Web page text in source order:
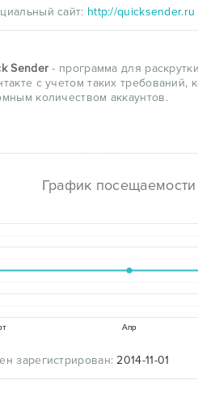
сайт: http://quicksender.ru
Sender - программа для
с учетом таких требований,
количеством аккаунтов.
График посещаемости
Апр
зарегистрирован: 2014-11-01